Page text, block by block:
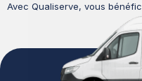
Avec Qualiserve, vous